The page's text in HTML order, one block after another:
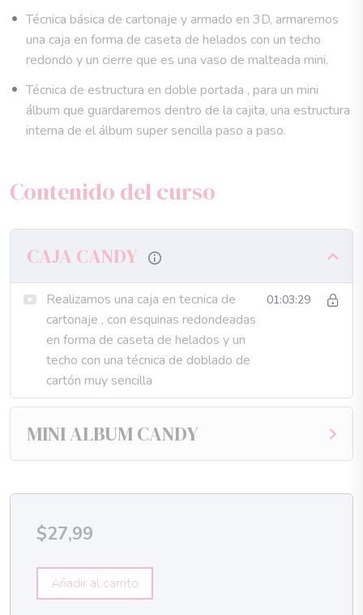
2 Temas en video con las técnicas especificas de cartonaje,
relieve, estructura para realizar un álbum y todo lo que debes
saber para realizar el proyecto.
Videos explicativos del paso a paso y la creación desde cero,
ES UN PROYECTO DE USO PERSONAL
Técnica básica de cartonaje y armado en 3D, armaremos
una caja en forma de caseta de helados con un techo
redondo y un cierre que es una vaso de malteada mini.
Técnica de estructura en doble portada , para un mini
álbum que guardaremos dentro de la cajita, una estructura
interna de el álbum super sencilla paso a paso.
Contenido del curso
CAJA CANDY
Realizamos una caja en tecnica de
cartonaje , con esquinas redondeadas
en forma de caseta de helados y un
techo con una técnica de doblado de
cartón muy sencilla
01:03:29
MINI ALBUM CANDY
$27,99
Añadir al carrito